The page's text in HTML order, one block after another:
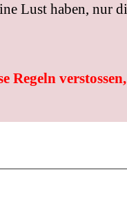
Lust haben, nur
Regeln